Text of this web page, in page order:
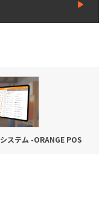
ステム -ORANGE POS